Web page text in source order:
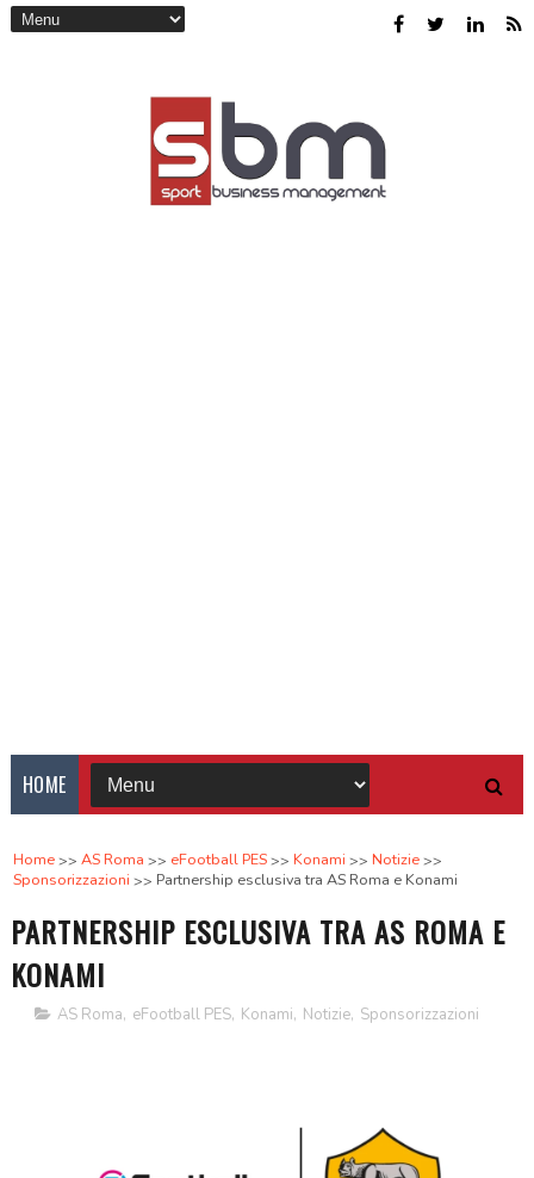
HOME
Home AS Roma eFootball PES Konami
Notizie
Sponsorizzazioni
Partnership esclusiva tra AS Roma e Konami
PARTNERSHIP ESCLUSIVA TRA AS ROMA E
KONAMI
AS Roma, eFootball PES, Konami, Notizie, Sponsorizzazioni